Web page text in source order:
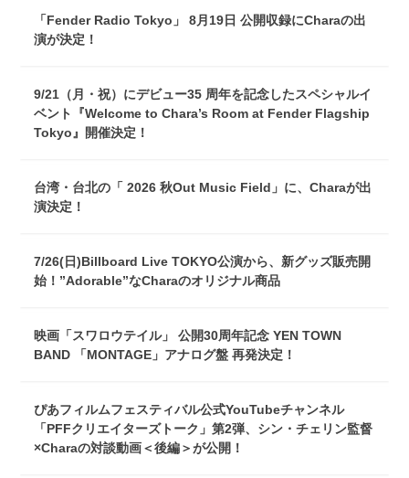
「Fender Radio Tokyo」 8月19日 公開収録にCharaの出
演が決定！
9/21（月・祝）にデビュー35 周年を記念したスペシャルイ
ベント『Welcome to Chara’s Room at Fender Flagship
Tokyo』開催決定！
台湾・台北の「 2026 秋Out Music Field」に、Charaが出
演決定！
7/26(日)Billboard Live TOKYO公演から、新グッズ販売開
始！”Adorable”なCharaのオリジナル商品
映画「スワロウテイル」 公開30周年記念 YEN TOWN
BAND 「MONTAGE」アナログ盤 再発決定！
ぴあフィルムフェスティバル公式YouTubeチャンネル
「PFFクリエイターズトーク」第2弾、シン・チェリン監督
×Charaの対談動画＜後編＞が公開！